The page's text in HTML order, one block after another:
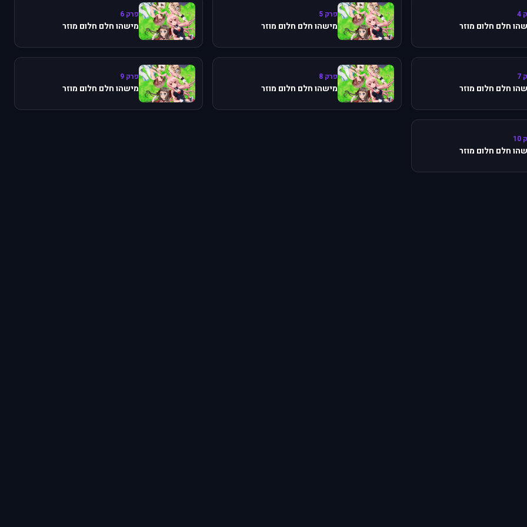
חלם חלום מוזר
פרק 5
מישהו חלם חלום מוזר
פרק 6
מישהו חלם חלום מוזר
חלם חלום מוזר
פרק 8
מישהו חלם חלום מוזר
פרק 9
מישהו חלם חלום מוזר
חלם חלום מוזר